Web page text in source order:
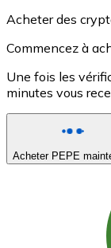
Acheter des
Commencez à
Une fois les
minutes vous
Acheter PEPE